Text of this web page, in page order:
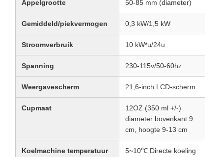
Appelgrootte 50-85 mm (diameter)
Gemiddeld/piekvermogen 0,3 kW/1,5 kW
Stroomverbruik 10 kW*u/24u
Spanning 230-115v/50-60hz
Weergavescherm 21,6-inch LCD-scherm
Cupmaat
12OZ (350 ml +/-)
diameter bovenkant 9
cm, hoogte 9-13 cm
Koelmachine temperatuur
5~10℃ Directe koeling